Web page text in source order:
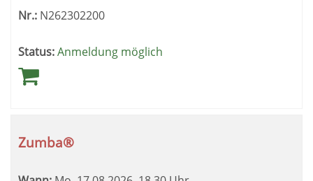
Nr.: N262302200
Status:Anmeldung möglich
Zumba®